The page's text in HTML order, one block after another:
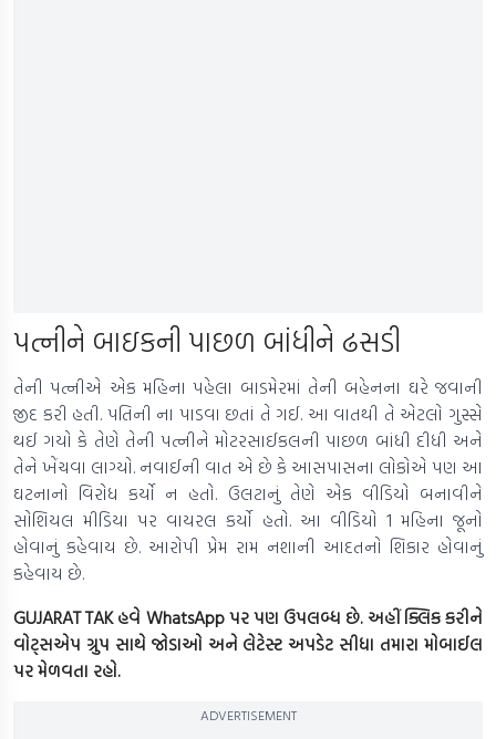
પત્નીને બાઇકની પાછળ બાંધીને ઢસડી
તેની પત્નીએ એક મહિના પહેલા બાડમેરમાં તેની બહેનના ઘરે જવાની
જીદ કરી હતી. પતિની ના પાડવા છતાં તે ગઈ. આ વાતથી તે એટલો ગુસ્સે
થઈ ગયો કે તેણે તેની પત્નીને મોટરસાઈકલની પાછળ બાંધી દીધી અને
તેને ખેંચવા લાગ્યો. નવાઈની વાત એ છે કે આસપાસના લોકોએ પણ આ
ઘટનાનો વિરોધ કર્યો ન હતો. ઉલટાનું તેણે એક વીડિયો બનાવીને
સોશિયલ મીડિયા પર વાયરલ કર્યો હતો. આ વીડિયો 1 મહિના જૂનો
હોવાનું કહેવાય છે. આરોપી પ્રેમ રામ નશાની આદતનો શિકાર હોવાનું
કહેવાય છે.
GUJARAT TAK હવે WhatsApp પર પણ ઉપલબ્ધ છે. અહીં ક્લિક કરીને
વોટ્સએપ ગ્રુપ સાથે જોડાઓ અને લેટેસ્ટ અપડેટ સીધા તમારા મોબાઈલ
પર મેળવતા રહો.
ADVERTISEMENT